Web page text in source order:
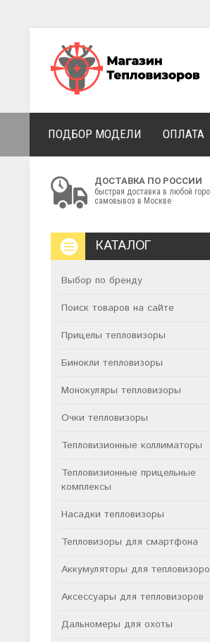
ПОДБОР МОДЕЛИ ОПЛАТА
ДОСТАВКА ПО РОССИИ
быстрая доставка в любой
самовывоз в Москве
КАТАЛОГ
Выбор по бренду
Поиск товаров на сайте
Прицелы тепловизоры
Бинокли тепловизоры
Монокуляры тепловизоры
Очки тепловизоры
Тепловизионные коллиматоры
Тепловизионные прицельные
комплексы
Насадки тепловизоры
Тепловизоры для смартфона
Аккумуляторы для
Аксессуары для тепловизоров
Дальномеры для охоты